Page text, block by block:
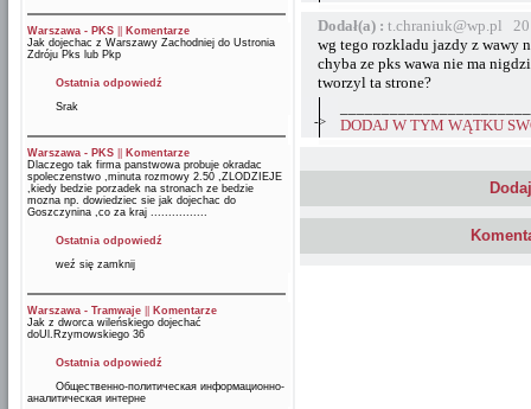
Warszawa - PKS
Komentarze
Jak dojechac z Warszawy Zachodniej do Ustronia
Zdróju Pks lub Pkp
Ostatnia odpowiedź
Srak
Warszawa - PKS
Komentarze
Dlaczego tak firma panstwowa probuje okradac
spoleczenstwo ,minuta rozmowy 2.50 ,ZLODZIEJE
,kiedy bedzie porzadek na stronach ze bedzie
mozna np. dowiedziec sie jak dojechac do
Goszczynina ,co za kraj ................
Ostatnia odpowiedź
weź się zamknij
Warszawa - Tramwaje
Komentarze
Jak z dworca wileńskiego dojechać
doUl.Rzymowskiego 36
Ostatnia odpowiedź
Общественно-политическая информационно-
аналитическая интерне
Dodał(a) : t.chraniuk@wp.pl
wg tego rozkladu jazdy z wawy
chyba ze pks wawa nie ma
tworzyl ta strone?
->
DODAJ W TYM WĄTKU